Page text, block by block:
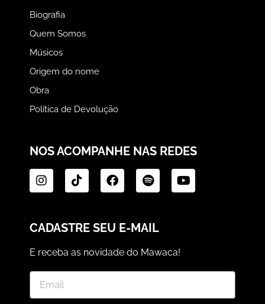
Biografia
Quem Somos
Músicos
Origem do nome
Obra
Política de Devolução
NOS ACOMPANHE NAS REDES
CADASTRE SEU E-MAIL
E receba as novidade do Mawaca!